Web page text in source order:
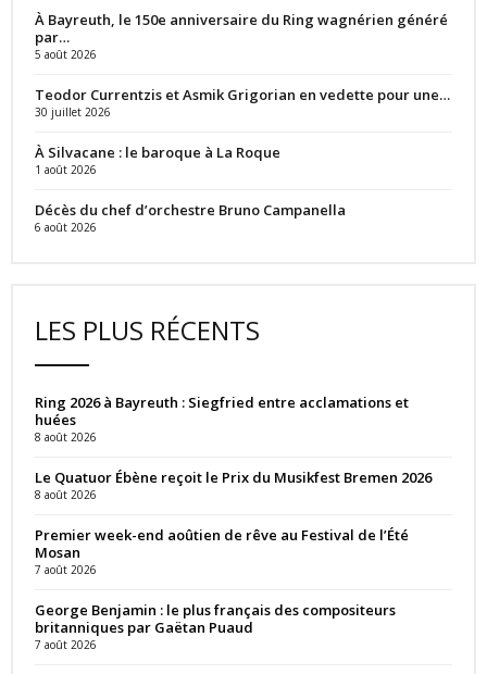
À Bayreuth, le 150e anniversaire du Ring wagnérien généré
par…
5 août 2026
Teodor Currentzis et Asmik Grigorian en vedette pour une…
30 juillet 2026
À Silvacane : le baroque à La Roque
1 août 2026
Décès du chef d’orchestre Bruno Campanella
6 août 2026
LES PLUS RÉCENTS
Ring 2026 à Bayreuth : Siegfried entre acclamations et
huées
8 août 2026
Le Quatuor Ébène reçoit le Prix du Musikfest Bremen 2026
8 août 2026
Premier week-end aoûtien de rêve au Festival de l’Été
Mosan
7 août 2026
George Benjamin : le plus français des compositeurs
britanniques par Gaëtan Puaud
7 août 2026